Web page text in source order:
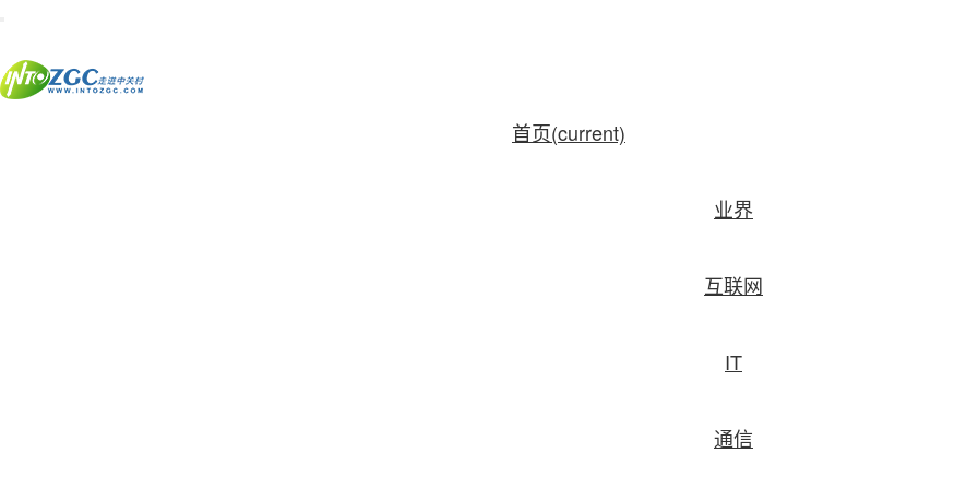
首页(current)
业界
互联网
IT
通信